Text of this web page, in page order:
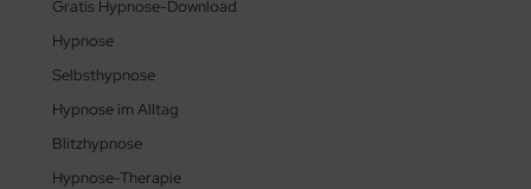
Gratis Hypnose-Download
Hypnose
Selbsthypnose
Hypnose im Alltag
Blitzhypnose
Hypnose-Therapie